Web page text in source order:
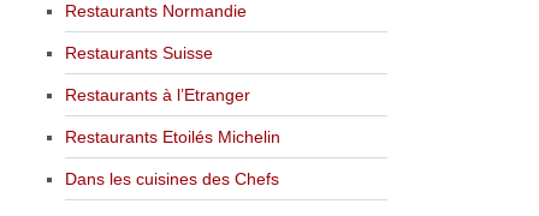
Restaurants Normandie
Restaurants Suisse
Restaurants à l’Etranger
Restaurants Etoilés Michelin
Dans les cuisines des Chefs